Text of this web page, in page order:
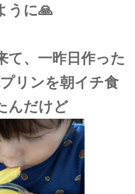
うに🙏
て、一昨日作った
リンを朝イチ食
んだけど